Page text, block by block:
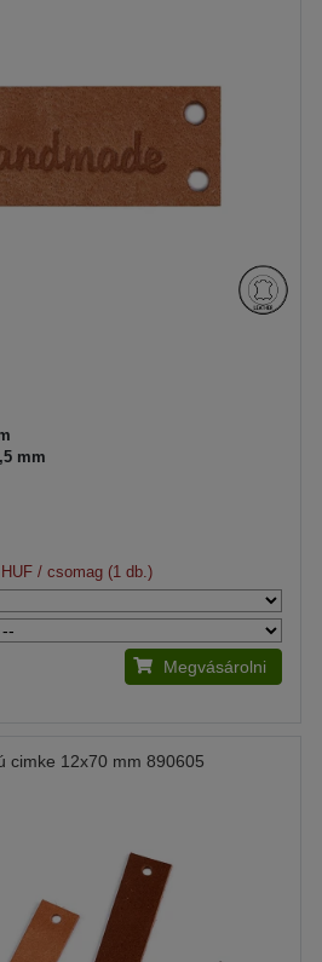
mm
/ csomag (1 db.)
Megvásárolni
cimke 12x70 mm 890605